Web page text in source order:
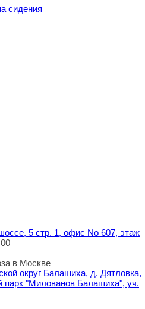
сидения
5 стр. 1, офис No 607, этаж
в Москве
округ Балашиха, д. Дятловка,
парк "Милованов Балашиха", уч.